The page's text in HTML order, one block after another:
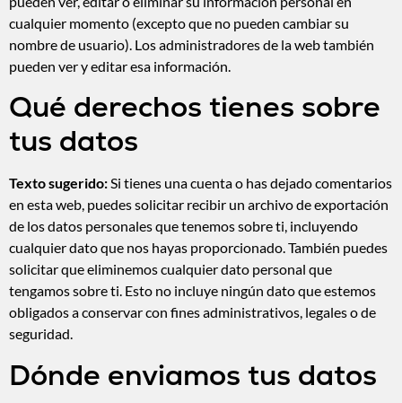
cualquier momento (excepto que no pueden cambiar su
nombre de usuario). Los administradores de la web también
pueden ver y editar esa información.
Qué derechos tienes sobre
tus datos
Texto sugerido:Si tienes una cuenta o has dejado comentarios
en esta web, puedes solicitar recibir un archivo de exportación
de los datos personales que tenemos sobre ti, incluyendo
cualquier dato que nos hayas proporcionado. También puedes
solicitar que eliminemos cualquier dato personal que
tengamos sobre ti. Esto no incluye ningún dato que estemos
obligados a conservar con fines administrativos, legales o de
seguridad.
Dónde enviamos tus datos